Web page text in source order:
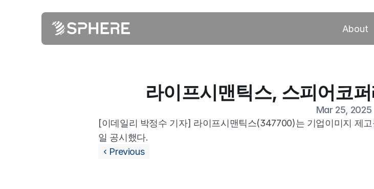
라이프시맨틱스, 스피어코
Mar 25, 2025
[이데일리 박정수 기자] 라이프시맨틱스(347700)는 기업이미지 제
일 공시했다.
‹ Previous
About